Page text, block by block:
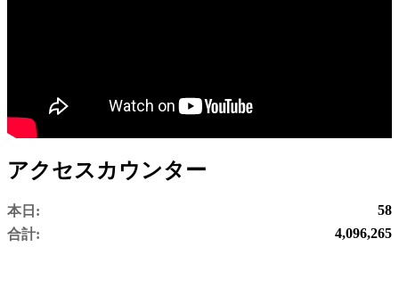
アクセスカウンター
本日:
58
合計:
4,096,265